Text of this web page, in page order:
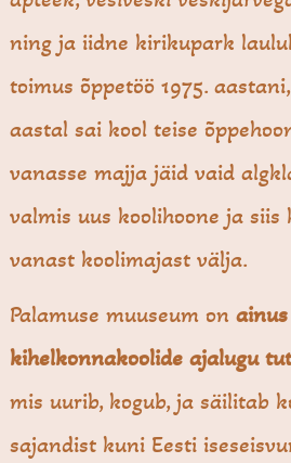
ning ja iidne kirikupark
toimus õppetöö 1975.
aastal sai kool teise
vanasse majja jäid vaid
valmis uus koolihoone ja
vanast koolimajast välja.
Palamuse muuseum on
kihelkonnakoolide ajalugu
mis uurib, kogub, ja säilitab
sajandist kuni Eesti